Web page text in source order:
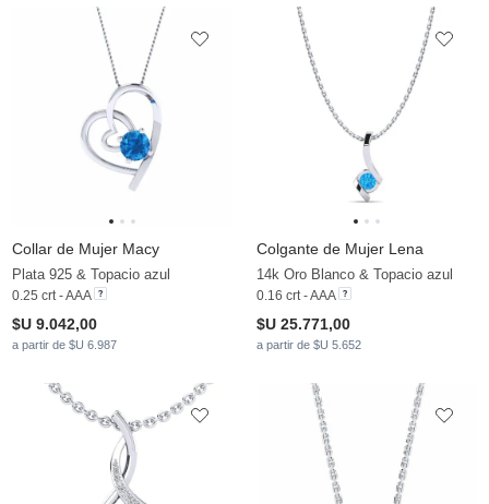
Collar de Mujer Macy
Plata 925 & Topacio azul
0.25 crt - AAA
$U 9.042,00
a partir de $U 6.987
Colgante de Mujer Lena
14k Oro Blanco & Topacio azul
0.16 crt - AAA
$U 25.771,00
a partir de $U 5.652